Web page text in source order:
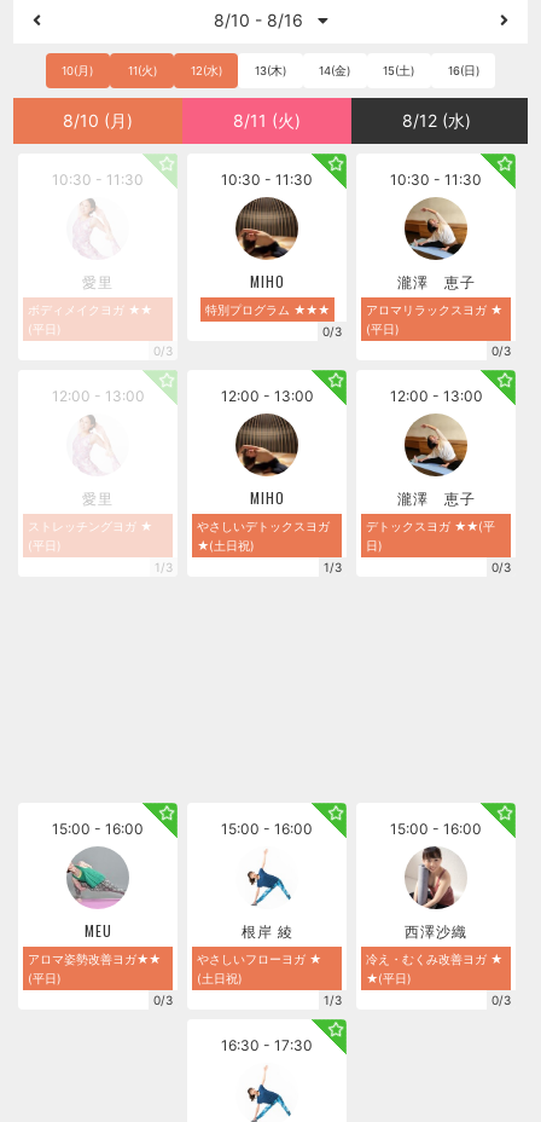
8/10 - 8/16
10(月) 11(火) 12(水) 13(木) 14(金) 15(土) 16(日)
8/10 (月) 8/11 (火) 8/12 (水)
10:30 - 11:30
愛里
ボディメイクヨガ ★★
(平日)
0/3
10:30 - 11:30
MIHO
特別プログラム ★★★
0/3
10:30 - 11:30
瀧澤 恵子
アロマリラックスヨガ ★
(平日)
0/3
12:00 - 13:00
愛里
ストレッチングヨガ ★
(平日)
1/3
12:00 - 13:00
MIHO
やさしいデトックスヨガ
★(土日祝)
1/3
12:00 - 13:00
瀧澤 恵子
デトックスヨガ ★★(平
日)
0/3
15:00 - 16:00
MEU
アロマ姿勢改善ヨガ★★
(平日)
0/3
15:00 - 16:00
根岸 綾
やさしいフローヨガ ★
(土日祝)
1/3
15:00 - 16:00
西澤沙織
冷え・むくみ改善ヨガ ★
★(平日)
0/3
16:30 - 17:30